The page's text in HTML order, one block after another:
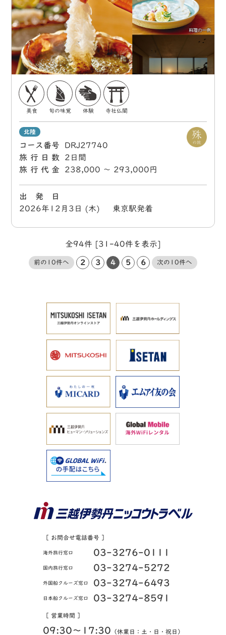
美食 旬の味覚 体験 寺社仏閣
北陸
コース番号
DRJ27740
旅行日数
2日間
旅行代金
238,000 〜 293,000円
出 発 日
2026年12月3日 (木) 東京駅発着
全94件 [31-40件を表示]
前の10件へ 2 3 4 5 6 次の10件へ
［ お問合せ電話番号 ］
海外旅行窓口 03-3276-0111
国内旅行窓口 03-3274-5272
外国船クルーズ窓口 03-3274-6493
日本船クルーズ窓口 03-3274-8591
［ 営業時間 ］
09:30〜17:30 （休業日：土・日・祝日）